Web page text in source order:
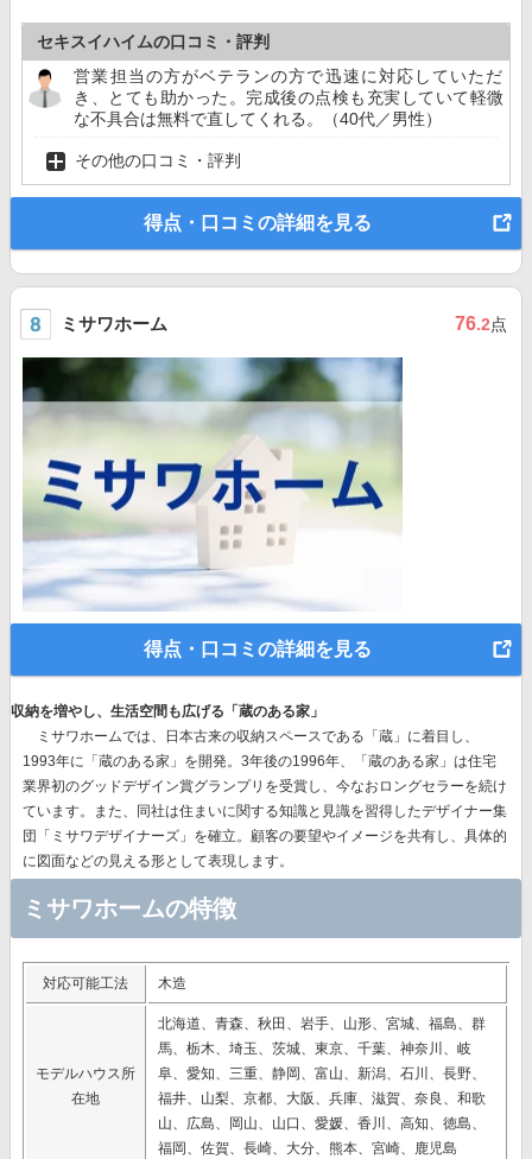
セキスイハイムの口コミ・評判
営業担当の方がベテランの方で迅速に対応していただ
き、とても助かった。完成後の点検も充実していて軽微
な不具合は無料で直してくれる。（40代／男性）
その他の口コミ・評判
得点・口コミの詳細を見る
ミサワホーム 76.2点
得点・口コミの詳細を見る
収納を増やし、生活空間も広げる「蔵のある家」
ミサワホームでは、
日本古来の収納スペースである「蔵」に着目 し、
1993年に「蔵のある家」を開発。3年後の1996年、
「蔵のある家」は住宅
業界初のグッドデザイン賞グランプリを受賞し、今なおロングセラーを続け
ています。また、同社は住まいに関する知識と見識を習得したデザイナー集
団「ミサワデザイナーズ」を確立。顧客の要望やイメージを共有し、具体的
に図面などの見える形として表現します。
ミサワホームの特徴
対応可能工法 木造
モデルハウス所
在地
北海道、青森、秋田、岩手、山形、宮城、福島、群
馬、栃木、埼玉、茨城、東京、千葉、神奈川、岐
阜、愛知、三重、静岡、富山、新潟、石川、長野、
福井、山梨、京都、大阪、兵庫、滋賀、奈良、和歌
山、広島、岡山、山口、愛媛、香川、高知、徳島、
福岡、佐賀、長崎、大分、熊本、宮崎、鹿児島